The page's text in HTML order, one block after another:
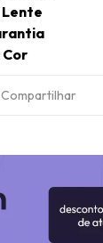
Lente
Compartilhar